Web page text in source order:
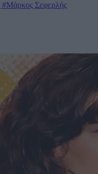
#Μάρκος Σεφερλής